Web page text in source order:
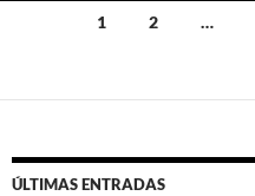
las
1 2 …
ÚLTIMAS ENTRADAS